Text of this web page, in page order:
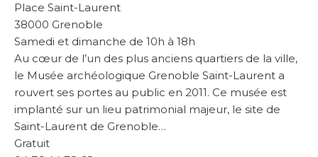
Place Saint-Laurent
38000 Grenoble
Samedi et dimanche de 10h à 18h
Au cœur de l’un des plus anciens quartiers de la ville,
le Musée archéologique Grenoble Saint-Laurent a
rouvert ses portes au public en 2011. Ce musée est
implanté sur un lieu patrimonial majeur, le site de
Saint-Laurent de Grenoble…
Gratuit